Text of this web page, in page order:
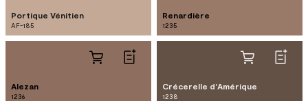
Portique Vénitien
AF-185
Renardière
1235
Alezan
1236
Crécerelle d'Amérique
1238